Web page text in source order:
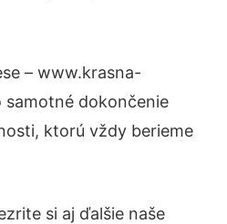
– www.krasna-
samotné dokončenie
ktorú vždy berieme
si aj ďalšie naše